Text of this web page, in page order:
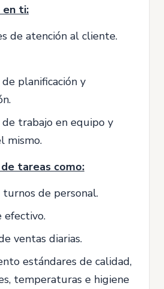
en ti:
de atención al cliente.
planificación y
de trabajo en equipo y
mismo.
tareas como:
turnos de personal.
efectivo.
ventas diarias.
estándares de calidad,
temperaturas e higiene